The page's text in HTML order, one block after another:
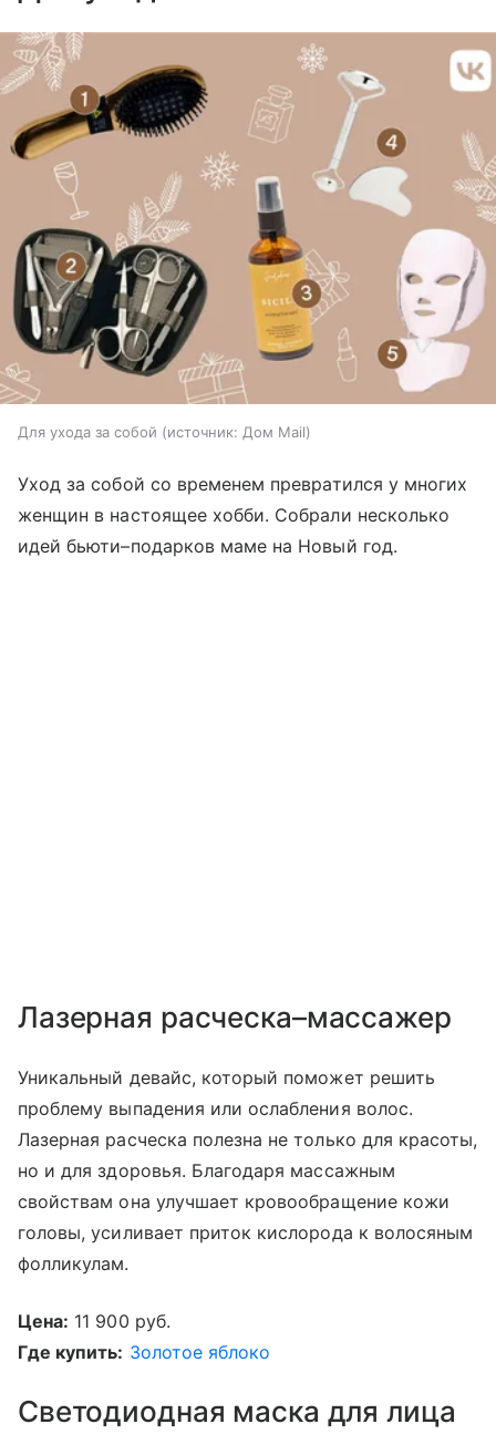
Для ухода за собой источник: Дом Mail
Уход за собой со временем превратился у многих
женщин в настоящее хобби. Собрали несколько
идей бьюти–подарков маме на Новый год.
Лазерная расческа–массажер
Уникальный девайс, который поможет решить
проблему выпадения или ослабления волос.
Лазерная расческа полезна не только для красоты,
но и для здоровья. Благодаря массажным
свойствам она улучшает кровообращение кожи
головы, усиливает приток кислорода к волосяным
фолликулам.
Цена: 11 900 руб.
Где купить: Золотое яблоко
Светодиодная маска для лица